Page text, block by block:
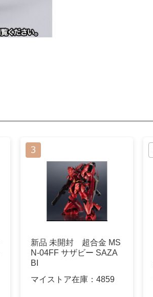
新品 未開封 超合金 MS
N-04FF サザビー SAZA
BI
マイストア在庫： 4859